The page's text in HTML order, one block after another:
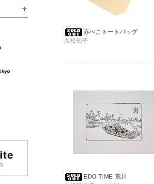
赤べこトートバッグ
久松知子
EDO TIME 荒川